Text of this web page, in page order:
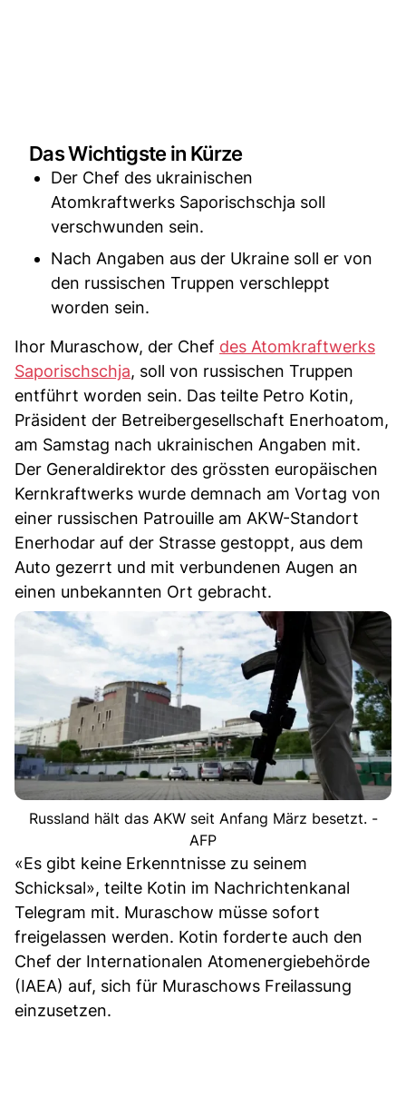
Das Wichtigste in Kürze
Der Chef des ukrainischen
Atomkraftwerks Saporischschja soll
verschwunden sein.
Nach Angaben aus der Ukraine soll er von
den russischen Truppen verschleppt
worden sein.
Ihor Muraschow, der Chef des Atomkraftwerks
Saporischschja, soll von russischen Truppen
entführt worden sein. Das teilte Petro Kotin,
Präsident der Betreibergesellschaft Enerhoatom,
am Samstag nach ukrainischen Angaben mit.
Der Generaldirektor des grössten europäischen
Kernkraftwerks wurde demnach am Vortag von
einer russischen Patrouille am AKW-Standort
Enerhodar auf der Strasse gestoppt, aus dem
Auto gezerrt und mit verbundenen Augen an
einen unbekannten Ort gebracht.
Russland hält das AKW seit Anfang März besetzt. -
AFP
«Es gibt keine Erkenntnisse zu seinem
Schicksal», teilte Kotin im Nachrichtenkanal
Telegram mit. Muraschow müsse sofort
freigelassen werden. Kotin forderte auch den
Chef der Internationalen Atomenergiebehörde
(IAEA) auf, sich für Muraschows Freilassung
einzusetzen.